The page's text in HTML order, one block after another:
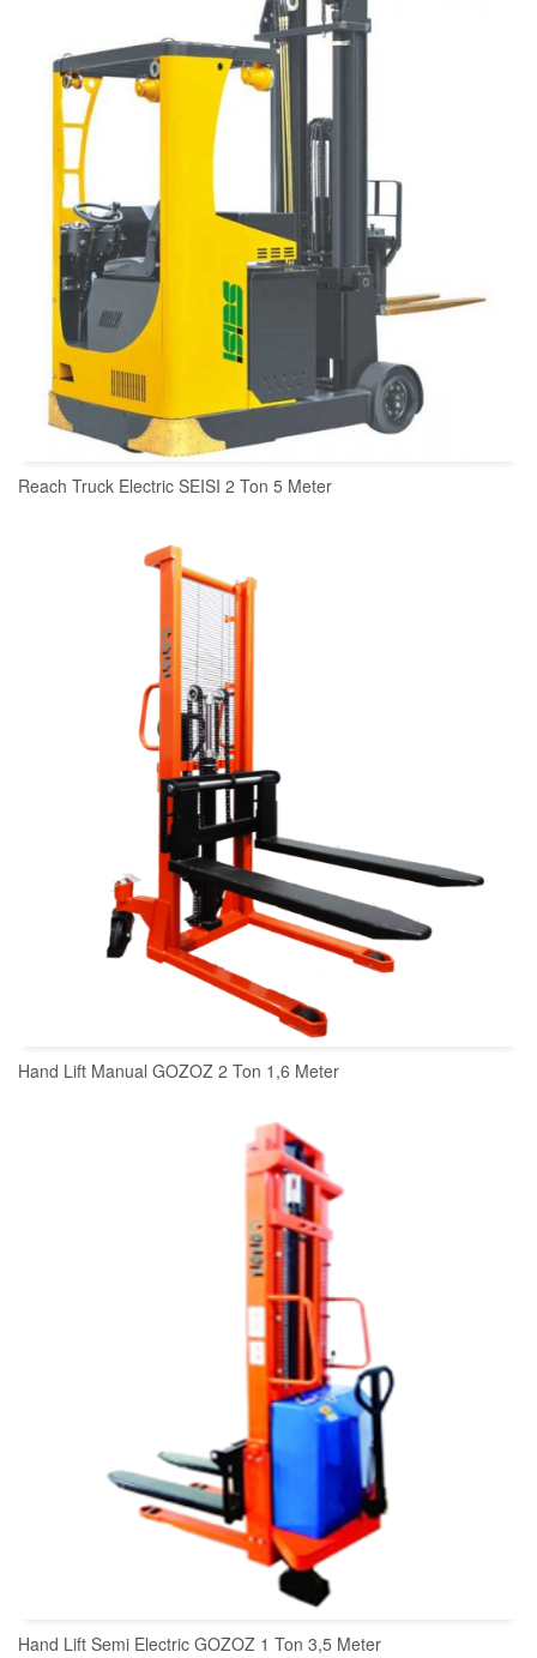
READ MORE
Reach Truck Electric SEISI 2 Ton 5 Meter
READ MORE
Hand Lift Manual GOZOZ 2 Ton 1,6 Meter
Hand Lift Semi Electric GOZOZ 1 Ton 3,5 Meter